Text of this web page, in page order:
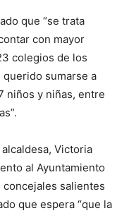
que “se trata
con mayor
colegios de los
sumarse a
niños y niñas, entre
Victoria
al Ayuntamiento
concejales salientes
que espera “que la